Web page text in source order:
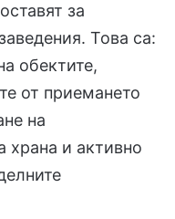
за
Това са:
обектите,
от приемането
на
храна и активно